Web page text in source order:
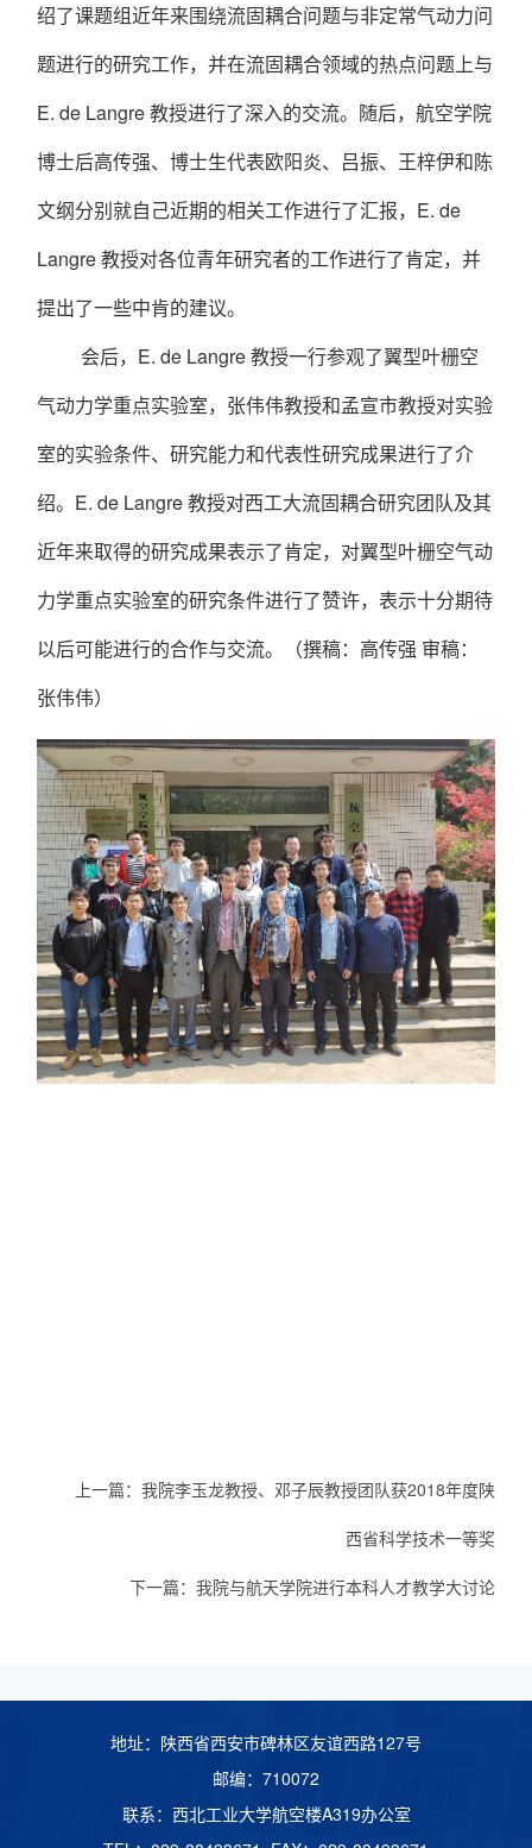
绍了课题组近年来围绕流固耦合问题与非定常气动力问
题进行的研究工作，并在流固耦合领域的热点问题上与
E. de Langre教授进行了深入的交流。随后，航空学院
博士后高传强、博士生代表欧阳炎、吕振、王梓伊和陈
文纲分别就自己近期的相关工作进行了汇报， E. de
Langre教授对各位青年研究者的工作进行了肯定，并
提出了一些中肯的建议。
会后， E. de Langre教授一行参观了翼型叶栅空
气动力学重点实验室，张伟伟教授和孟宣市教授对实验
室的实验条件、研究能力和代表性研究成果进行了介
绍。 E. de Langre教授对西工大流固耦合研究团队及其
近年来取得的研究成果表示了肯定，对翼型叶栅空气动
力学重点实验室的研究条件进行了赞许，表示十分期待
以后可能进行的合作与交流。
（撰稿：高传强 审稿：
张伟伟）
上一篇：我院李玉龙教授、邓子辰教授团队获2018年度陕
西省科学技术一等奖
下一篇：我院与航天学院进行本科人才教学大讨论
地址：陕西省西安市碑林区友谊西路127号
邮编：710072
联系：西北工业大学航空楼A319办公室